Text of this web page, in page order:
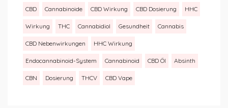
CBD Cannabinoide CBD Wirkung CBD Dosierung HHC
Wirkung THC Cannabidiol Gesundheit Cannabis
CBD Nebenwirkungen HHC Wirkung
Endocannabinoid-System Cannabinoid CBD Öl Absinth
CBN Dosierung THCV CBD Vape